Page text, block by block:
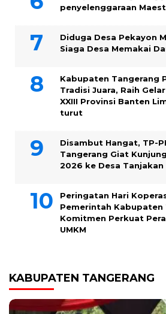
penyelenggaraan
Diduga Desa Pekayon
Siaga Desa Memakai
Kabupaten Tangerang
Tradisi Juara, Raih
XXIII Provinsi Banten
turut
Disambut Hangat, TP-
Tangerang Giat
2026 ke Desa Tanjakan
Peringatan Hari
Pemerintah Kabupaten
Komitmen Perkuat
UMKM
KABUPATEN TANGERANG